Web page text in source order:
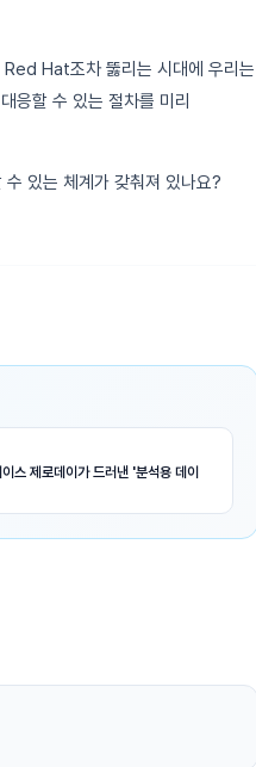
Red Hat조차 뚫리는 시대에 우리는
응할 수 있는 절차를 미리
있는 체계가 갖춰져 있나요?
스 제로데이가 드러낸 '분석용 데이